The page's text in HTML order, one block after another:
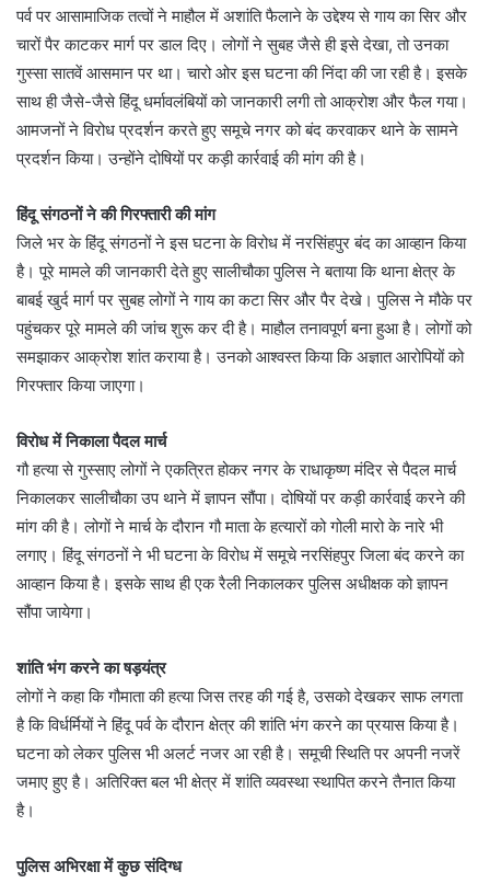
पर्व पर आसामाजिक तत्वों ने माहौल में अशांति फैलाने के उद्देश्य से गाय का सिर और
चारों पैर काटकर मार्ग पर डाल दिए। लोगों ने सुबह जैसे ही इसे देखा, तो उनका
गुस्सा सातवें आसमान पर था। चारो ओर इस घटना की निंदा की जा रही है। इसके
साथ ही जैसे-जैसे हिंदू धर्मावलंबियों को जानकारी लगी तो आक्रोश और फैल गया।
आमजनों ने विरोध प्रदर्शन करते हुए समूचे नगर को बंद करवाकर थाने के सामने
प्रदर्शन किया। उन्होंने दोषियों पर कड़ी कार्रवाई की मांग की है।
हिंदू संगठनों ने की गिरफ्तारी की मांग
जिले भर के हिंदू संगठनों ने इस घटना के विरोध में नरसिंहपुर बंद का आव्हान किया
है। पूरे मामले की जानकारी देते हुए सालीचौका पुलिस ने बताया कि थाना क्षेत्र के
बाबई खुर्द मार्ग पर सुबह लोगों ने गाय का कटा सिर और पैर देखे। पुलिस ने मौके पर
पहुंचकर पूरे मामले की जांच शुरू कर दी है। माहौल तनावपूर्ण बना हुआ है। लोगों को
समझाकर आक्रोश शांत कराया है। उनको आश्वस्त किया कि अज्ञात आरोपियों को
गिरफ्तार किया जाएगा।
विरोध में निकाला पैदल मार्च
गौ हत्या से गुस्साए लोगों ने एकत्रित होकर नगर के राधाकृष्ण मंदिर से पैदल मार्च
निकालकर सालीचौका उप थाने में ज्ञापन सौंपा। दोषियाें पर कड़ी कार्रवाई करने की
मांग की है। लोगों ने मार्च के दौरान गौ माता के हत्यारों को गोली मारो के नारे भी
लगाए। हिंदू संगठनों ने भी घटना के विरोध में समूचे नरसिंहपुर जिला बंद करने का
आव्हान किया है। इसके साथ ही एक रैली निकालकर पुलिस अधीक्षक को ज्ञापन
सौंपा जायेगा।
शांति भंग करने का षड़यंत्र
लोगों ने कहा कि गौमाता की हत्या जिस तरह की गई है, उसको देखकर साफ लगता
है कि विर्धर्मियों ने हिंदू पर्व के दौरान क्षेत्र की शांति भंग करने का प्रयास किया है।
घटना को लेकर पुलिस भी अलर्ट नजर आ रही है। समूची स्थिति पर अपनी नजरें
जमाए हुए है। अतिरिक्त बल भी क्षेत्र में शांति व्यवस्था स्थापित करने तैनात किया
है।
पुलिस अभिरक्षा में कुछ संदिग्ध